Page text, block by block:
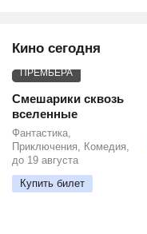
Кино сегодня
ПРЕМЬЕРА
Смешарики сквозь
вселенные
Фантастика,
Приключения, Комедия,
до 19 августа
Купить билет